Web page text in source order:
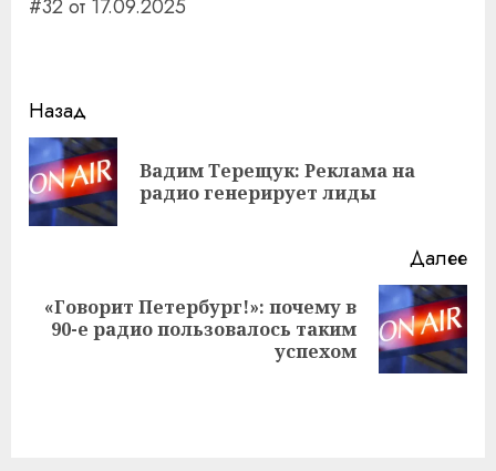
#32 от 17.09.2025
Навигация
записи
Назад
Вадим Терещук: Реклама на
радио генерирует лиды
Далее
Следующая
«Говорит Петербург!»: почему в
90-е радио пользовалось таким
успехом